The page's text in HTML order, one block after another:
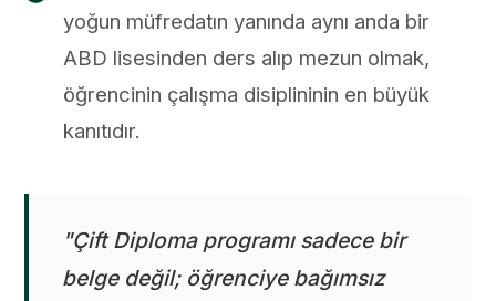
yoğun müfredatın yanında aynı anda bir
ABD lisesinden ders alıp mezun olmak,
öğrencinin çalışma disiplininin en büyük
kanıtıdır.
"Çift Diploma programı sadece bir
belge değil; öğrenciye bağımsız